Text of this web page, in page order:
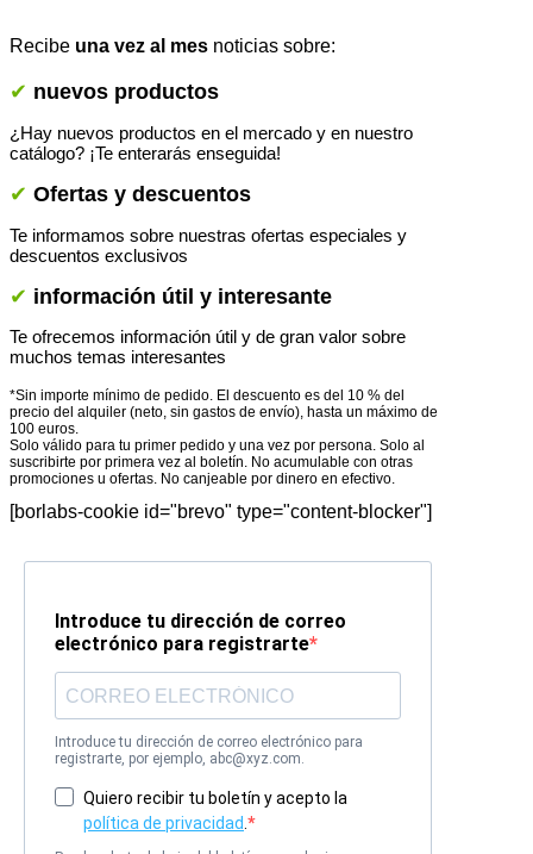
Recibe una vez al mes noticias sobre:
✔ nuevos productos
¿Hay nuevos productos en el mercado y en nuestro
catálogo? ¡Te enterarás enseguida!
✔ Ofertas y descuentos
Te informamos sobre nuestras ofertas especiales y
descuentos exclusivos
✔ información útil y interesante
Te ofrecemos información útil y de gran valor sobre
muchos temas interesantes
*Sin importe mínimo de pedido. El descuento es del 10 % del
precio del alquiler (neto, sin gastos de envío), hasta un máximo de
100 euros.
Solo válido para tu primer pedido y una vez por persona. Solo al
suscribirte por primera vez al boletín. No acumulable con otras
promociones u ofertas. No canjeable por dinero en efectivo.
[borlabs-cookie id="brevo" type="content-blocker"]
Introduce tu dirección de correo
electrónico para registrarte
Introduce tu dirección de correo electrónico para
registrarte, por ejemplo, abc@xyz.com.
Quiero recibir tu boletín y acepto la
política de privacidad.